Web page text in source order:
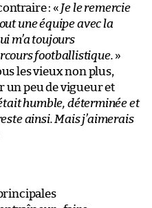
: « Je le remercie
une équipe avec la
m’a toujours
footballistique. »
les vieux non plus,
un peu de vigueur et
humble, déterminée et
ainsi. Mais j’aimerais
principales